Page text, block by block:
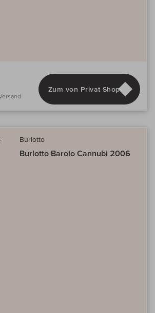
Zum von Privat Shop
Burlotto
Burlotto Barolo Cannubi 2006